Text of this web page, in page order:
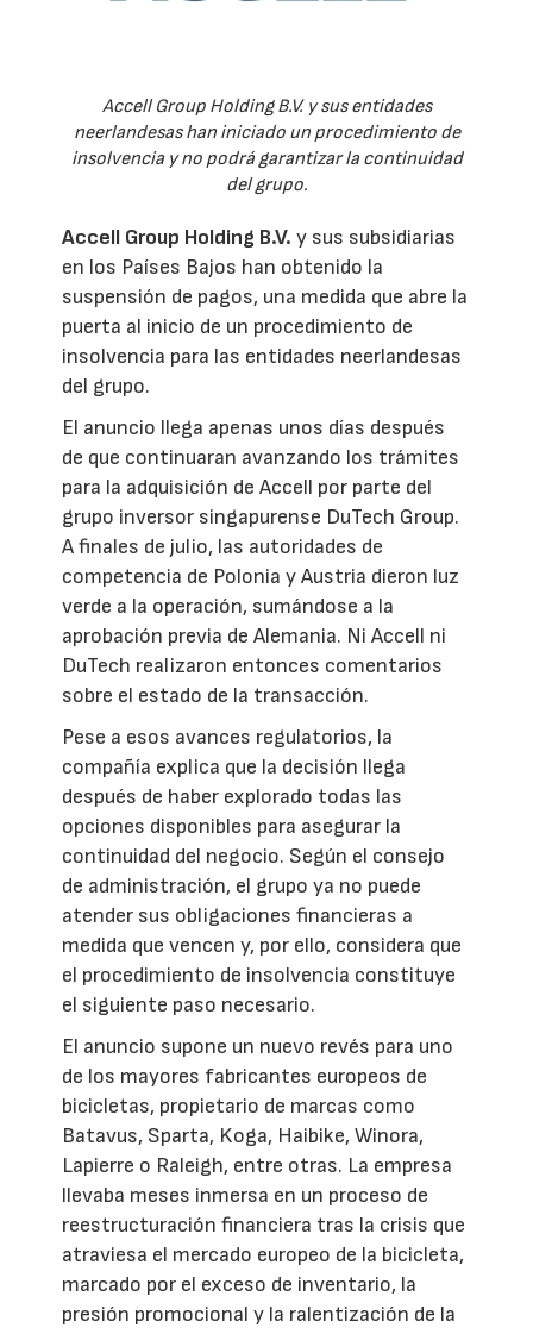
Accell Group Holding B.V. y sus entidades
neerlandesas han iniciado un procedimiento de
insolvencia y no podrá garantizar la continuidad
del grupo.
Accell Group Holding B.V. y sus subsidiarias
en los Países Bajos han obtenido la
suspensión de pagos, una medida que abre la
puerta al inicio de un procedimiento de
insolvencia para las entidades neerlandesas
del grupo.
El anuncio llega apenas unos días después
de que continuaran avanzando los trámites
para la adquisición de Accell por parte del
grupo inversor singapurense DuTech Group.
A finales de julio, las autoridades de
competencia de Polonia y Austria dieron luz
verde a la operación, sumándose a la
aprobación previa de Alemania. Ni Accell ni
DuTech realizaron entonces comentarios
sobre el estado de la transacción.
Pese a esos avances regulatorios, la
compañía explica que la decisión llega
después de haber explorado todas las
opciones disponibles para asegurar la
continuidad del negocio. Según el consejo
de administración, el grupo ya no puede
atender sus obligaciones financieras a
medida que vencen y, por ello, considera que
el procedimiento de insolvencia constituye
el siguiente paso necesario.
El anuncio supone un nuevo revés para uno
de los mayores fabricantes europeos de
bicicletas, propietario de marcas como
Batavus, Sparta, Koga, Haibike, Winora,
Lapierre o Raleigh, entre otras. La empresa
llevaba meses inmersa en un proceso de
reestructuración financiera tras la crisis que
atraviesa el mercado europeo de la bicicleta,
marcado por el exceso de inventario, la
presión promocional y la ralentización de la